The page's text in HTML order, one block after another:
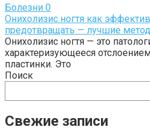
Болезни 0
Онихолизис ногтя как
предотвращать — лучшие
Онихолизис ногтя — это
характеризующееся
пластинки. Это
Поиск
Свежие записи